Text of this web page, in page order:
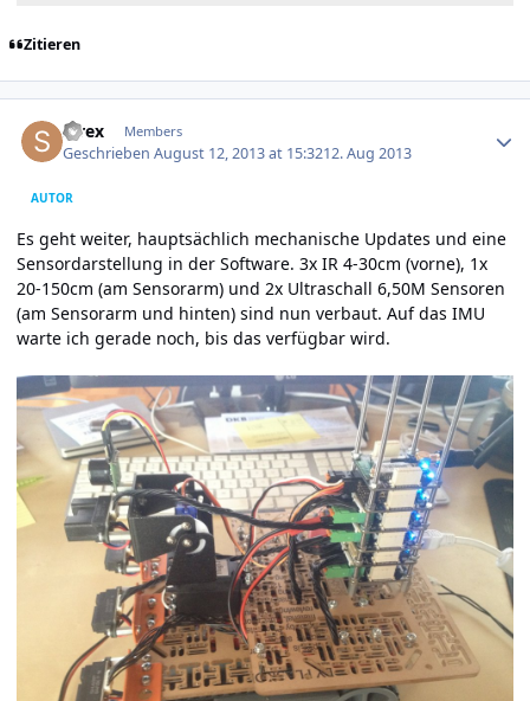
Zitieren
strex Members
GeschriebenAugust 12, 2013 at 15:3212. Aug 2013
AUTOR
Es geht weiter, hauptsächlich mechanische Updates und eine
Sensordarstellung in der Software. 3x IR 4-30cm (vorne), 1x
20-150cm (am Sensorarm) und 2x Ultraschall 6,50M Sensoren
(am Sensorarm und hinten) sind nun verbaut. Auf das IMU
warte ich gerade noch, bis das verfügbar wird.